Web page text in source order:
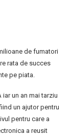
de fumatori
rata de succes
pe piata.
un an mai tarziu
un ajutor pentru
pentru care a
a reusit